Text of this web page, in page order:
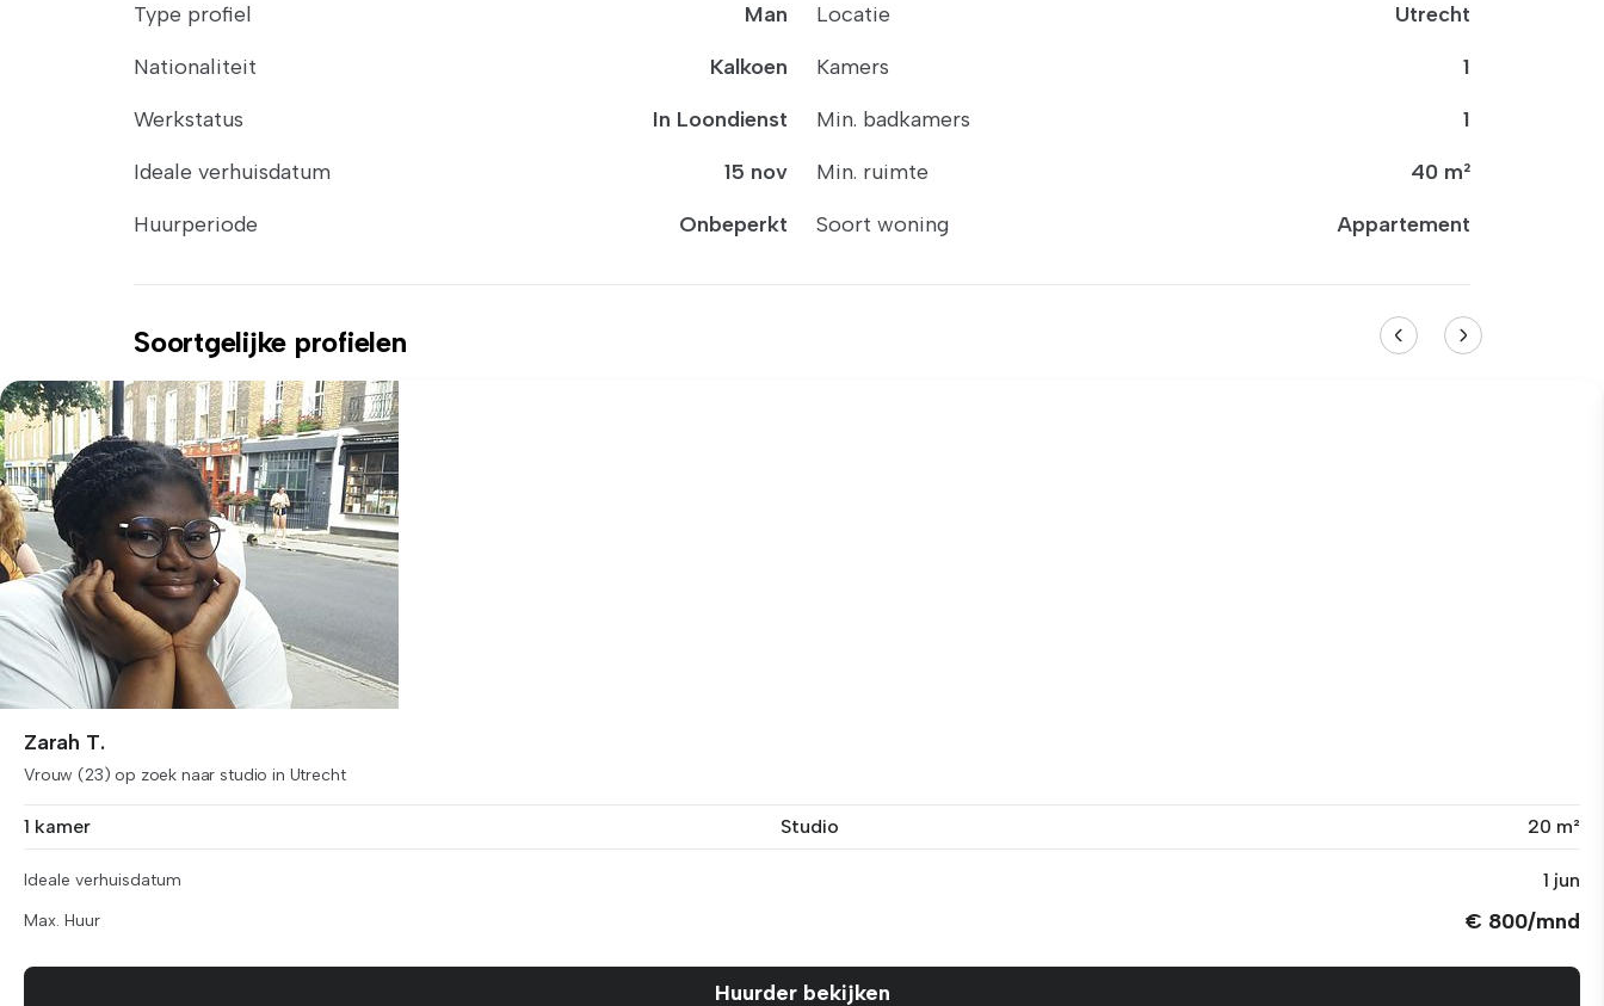
Type profiel
Man
Nationaliteit
Kalkoen
Werkstatus
In Loondienst
Ideale verhuisdatum
15 nov
Huurperiode
Onbeperkt
Locatie
Utrecht
Kamers
1
Min. badkamers
1
Min. ruimte
40 m²
Soort woning
Appartement
Soortgelijke profielen
Zarah T.
Vrouw (23) op zoek naar studio in Utrecht
1 kamer Studio 20 m²
Ideale verhuisdatum 1 jun
Max. Huur € 800/mnd
Huurder bekijken